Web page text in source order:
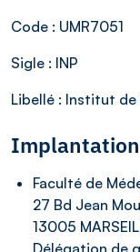
Code : UMR7051
Sigle : INP
Libellé : Institut
Faculté de
27 Bd Jean
13005
Délégation de